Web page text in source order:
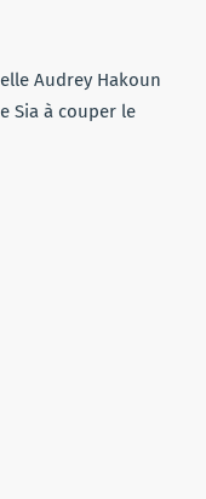
Audrey Hakoun
Sia à couper le